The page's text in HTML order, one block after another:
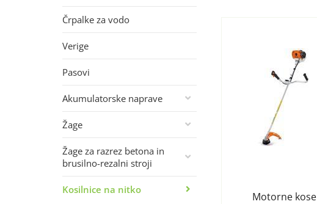
Črpalke za vodo
Verige
Pasovi
Akumulatorske naprave
Žage
Žage za razrez betona in
brusilno-rezalni stroji
Kosilnice na nitko
Motorne kose